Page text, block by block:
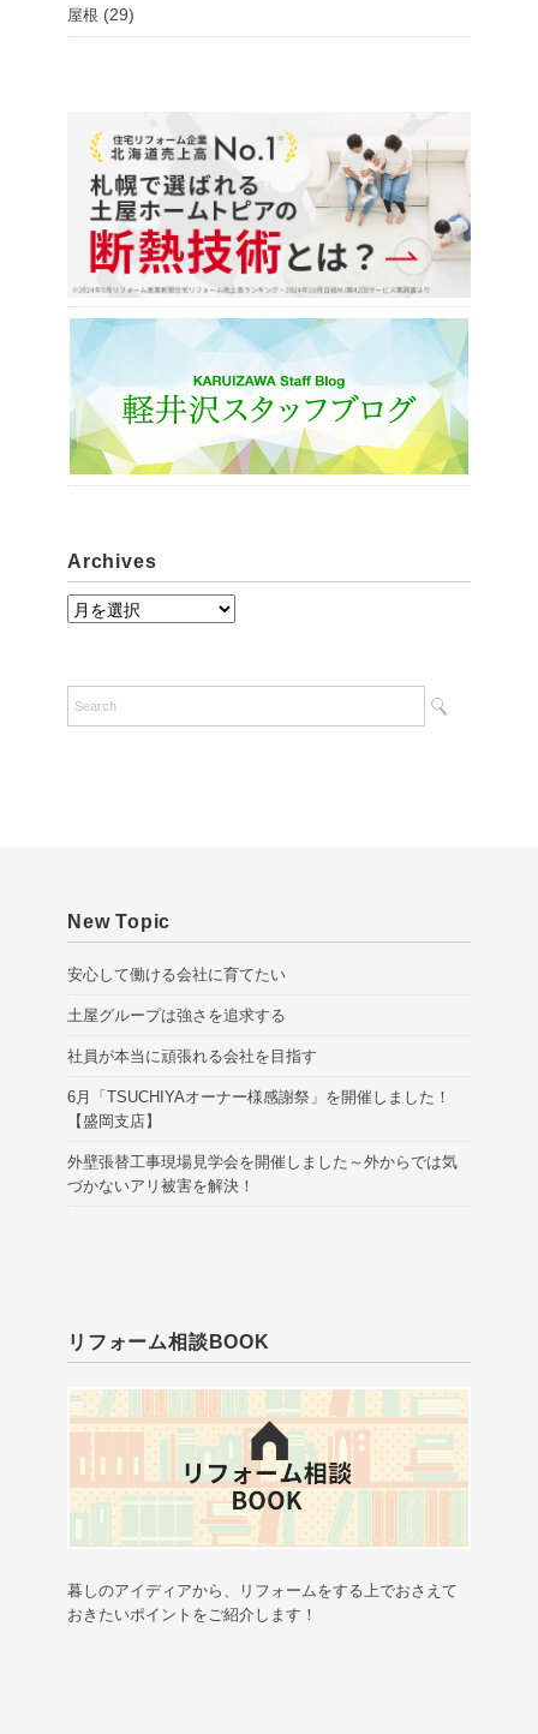
屋根 (29)
Archives
New Topic
安心して働ける会社に育てたい
土屋グループは強さを追求する
社員が本当に頑張れる会社を目指す
6月「TSUCHIYAオーナー様感謝祭」を開催しました！
【盛岡支店】
外壁張替工事現場見学会を開催しました～外からでは気
づかないアリ被害を解決！
リフォーム相談BOOK
暮しのアイディアから、リフォームをする上でおさえて
おきたいポイントをご紹介します！